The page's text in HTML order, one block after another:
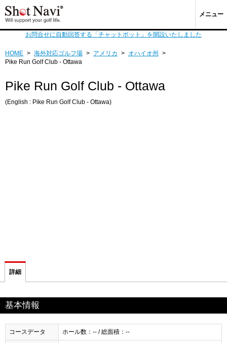
メニュー
お問合せに自動回答する「チャットボット」を開設いたしました
HOME > 海外対応ゴルフ場 > アメリカ > オハイオ州
>
Pike Run Golf Club - Ottawa
Pike Run Golf Club - Ottawa
(English : Pike Run Golf Club - Ottawa)
詳細
基本情報
コースデータ ホール数：-- / 総面積：--